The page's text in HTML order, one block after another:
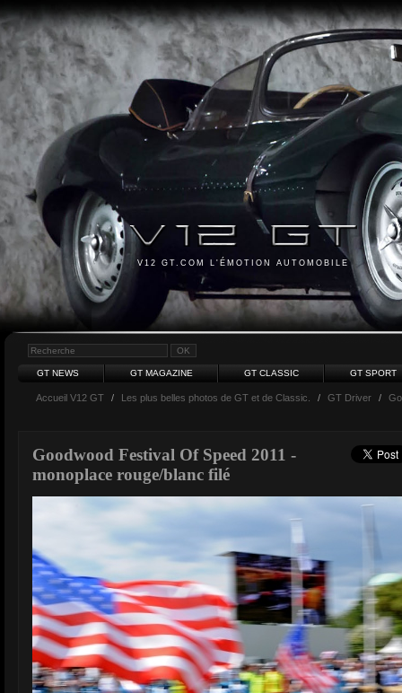
V12 GT.COM L'ÉMOTION AUTOMOBILE
GT NEWS GT MAGAZINE GT CLASSIC GT SPORT
Accueil V12 GT / Les plus belles photos de GT et de Classic. / GT Driver /
Goodwood Festival Of Speed 2011 -
monoplace rouge/blanc filé